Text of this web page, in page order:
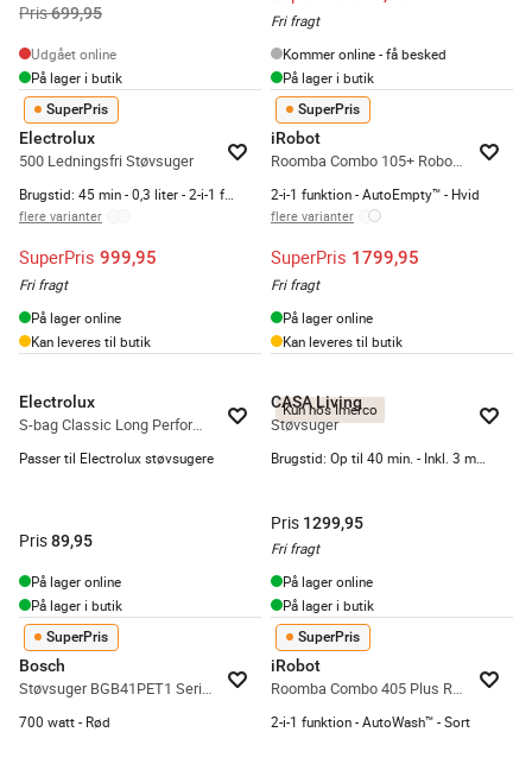
Pris699,95
Udgået online
På lager i butik
Fri fragt
Kommer online - få besked
På lager i butik
SuperPris
Electrolux
500 Ledningsfri Støvsuger
flere varianter
SuperPris 999,95
Fri fragt
På lager online
Kan leveres til butik
SuperPris
iRobot
Roomba Combo 105+ Robotstøvsuger
2-i-1 funktion - AutoEmpty™ - Hvid
flere varianter
SuperPris 1799,95
Fri fragt
På lager online
Kan leveres til butik
Electrolux
S-bag Classic Long Performance Støvsugerpose - 4 stk.
Passer til Electrolux støvsugere
Pris89,95
På lager online
På lager i butik
Kun hos Imerco
CASA Living
Støvsuger
Pris 1299,95
Fri fragt
På lager online
På lager i butik
SuperPris
Bosch
Støvsuger BGB41PET1 Serie 4
700 watt - Rød
SuperPris
iRobot
Roomba Combo 405 Plus Robotstøvsuger
2-i-1 funktion - AutoWash™ - Sort